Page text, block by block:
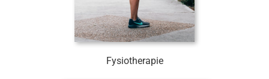
Fysiotherapie